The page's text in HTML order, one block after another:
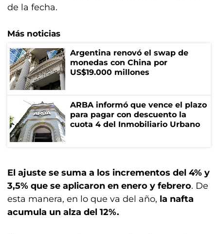
de la fecha.
Más noticias
Argentina renovó el swap de
monedas con China por
US$19.000 millones
ARBA informó que vence el plazo
para pagar con descuento la
cuota 4 del Inmobiliario Urbano
El ajuste se suma a los incrementos del 4% y
3,5% que se aplicaron en enero y febrero. De
esta manera, en lo que va del año, la nafta
acumula un alza del 12%.